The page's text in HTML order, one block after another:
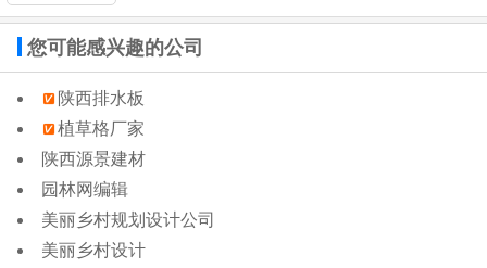
您可能感兴趣的公司
陕西排水板
植草格厂家
陕西源景建材
园林网编辑
美丽乡村规划设计公司
美丽乡村设计